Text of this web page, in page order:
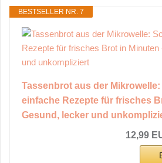
BESTSELLER NR. 7
Tassenbrot aus der
einfache Rezepte für frisches
Gesund, lecker und
12,99